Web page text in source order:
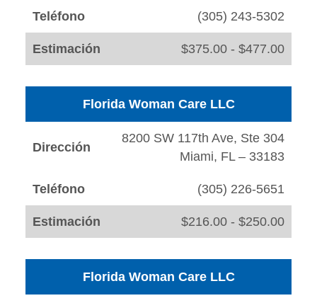
Teléfono (305) 243-5302
Estimación $375.00 - $477.00
Florida Woman Care LLC
Dirección
8200 SW 117th Ave, Ste 304
Miami, FL – 33183
Teléfono (305) 226-5651
Estimación $216.00 - $250.00
Florida Woman Care LLC